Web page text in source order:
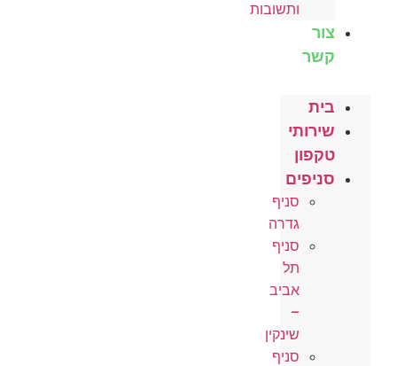
ותשובות
צור
קשר
בית
שירותי
טקפון
סניפים
סניף
גדרה
סניף
תל
אביב
–
שינקין
סניף